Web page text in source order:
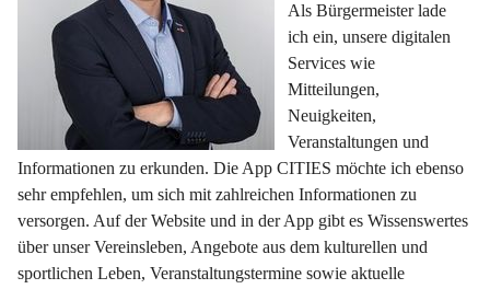
Als Bürgermeister lade
ich ein, unsere digitalen
Services wie
Mitteilungen,
Neuigkeiten,
Veranstaltungen und
Informationen zu erkunden. Die App CITIES möchte ich ebenso
sehr empfehlen, um sich mit zahlreichen Informationen zu
versorgen. Auf der Website und in der App gibt es Wissenswertes
über unser Vereinsleben, Angebote aus dem kulturellen und
sportlichen Leben, Veranstaltungstermine sowie aktuelle